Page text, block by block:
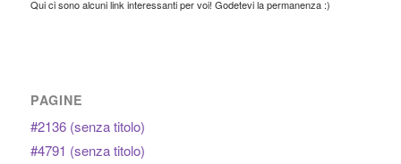
Qui ci sono alcuni link interessanti per voi! Godetevi la permanenza :)
PAGINE
#2136 (senza titolo)
#4791 (senza titolo)